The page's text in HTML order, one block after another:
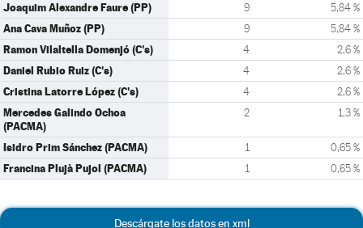
Joaquim Alexandre Faure (PP) 9 5,84 %
Ana Cava Muñoz (PP) 9 5,84 %
Ramon Vilaltella Domenjó (C's) 4 2,6 %
Daniel Rubio Ruiz (C's) 4 2,6 %
Cristina Latorre López (C's) 4 2,6 %
Mercedes Galindo Ochoa
(PACMA)
2 1,3 %
Isidro Prim Sánchez (PACMA) 1 0,65 %
Francina Plujà Pujol (PACMA) 1 0,65 %
Descárgate los datos en xml